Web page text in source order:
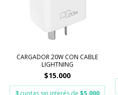
CARGADOR 20W CON CABLE
LIGHTNING
$15.000